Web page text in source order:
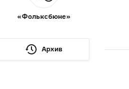
«Фольксбюне»
Архив